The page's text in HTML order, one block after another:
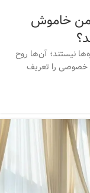
خاموش
نیستند؛ آن‌ها روح
خصوصی را تعریف